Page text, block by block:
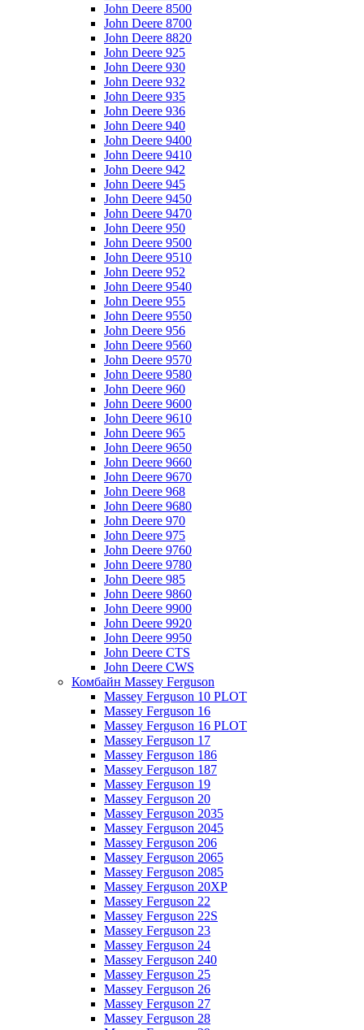
John Deere 8500
John Deere 8700
John Deere 8820
John Deere 925
John Deere 930
John Deere 932
John Deere 935
John Deere 936
John Deere 940
John Deere 9400
John Deere 9410
John Deere 942
John Deere 945
John Deere 9450
John Deere 9470
John Deere 950
John Deere 9500
John Deere 9510
John Deere 952
John Deere 9540
John Deere 955
John Deere 9550
John Deere 956
John Deere 9560
John Deere 9570
John Deere 9580
John Deere 960
John Deere 9600
John Deere 9610
John Deere 965
John Deere 9650
John Deere 9660
John Deere 9670
John Deere 968
John Deere 9680
John Deere 970
John Deere 975
John Deere 9760
John Deere 9780
John Deere 985
John Deere 9860
John Deere 9900
John Deere 9920
John Deere 9950
John Deere CTS
John Deere CWS
Комбайн Massey Ferguson
Massey Ferguson 10 PLOT
Massey Ferguson 16
Massey Ferguson 16 PLOT
Massey Ferguson 17
Massey Ferguson 186
Massey Ferguson 187
Massey Ferguson 19
Massey Ferguson 20
Massey Ferguson 2035
Massey Ferguson 2045
Massey Ferguson 206
Massey Ferguson 2065
Massey Ferguson 2085
Massey Ferguson 20XP
Massey Ferguson 22
Massey Ferguson 22S
Massey Ferguson 23
Massey Ferguson 24
Massey Ferguson 240
Massey Ferguson 25
Massey Ferguson 26
Massey Ferguson 27
Massey Ferguson 28